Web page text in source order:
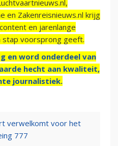
en Zakenreisnieuws.nl krijg
en jarenlange
voorsprong geeft.
en word onderdeel van
hecht aan kwaliteit,
journalistiek.
verwelkomt voor het
777